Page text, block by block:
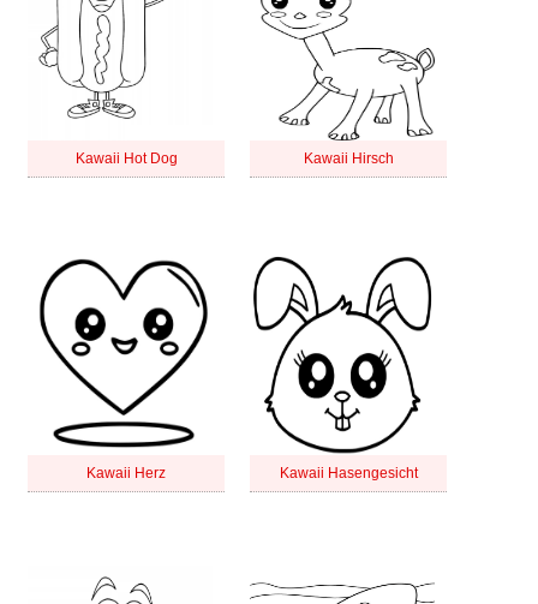
Kawaii Hot Dog Kawaii Hirsch
Kawaii Herz Kawaii Hasengesicht